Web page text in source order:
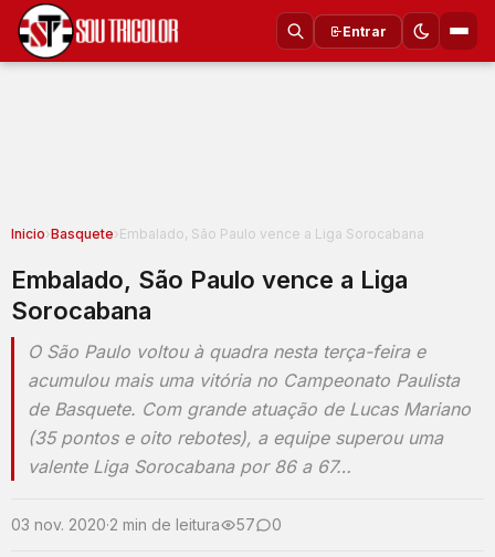
Entrar
Inicio›Basquete›Embalado, São Paulo vence a Liga Sorocabana
Embalado, São Paulo vence a Liga
Sorocabana
O São Paulo voltou à quadra nesta terça-feira e
acumulou mais uma vitória no Campeonato Paulista
de Basquete. Com grande atuação de Lucas Mariano
(35 pontos e oito rebotes), a equipe superou uma
valente Liga Sorocabana por 86 a 67…
03 nov. 2020·2 min de leitura 57 0